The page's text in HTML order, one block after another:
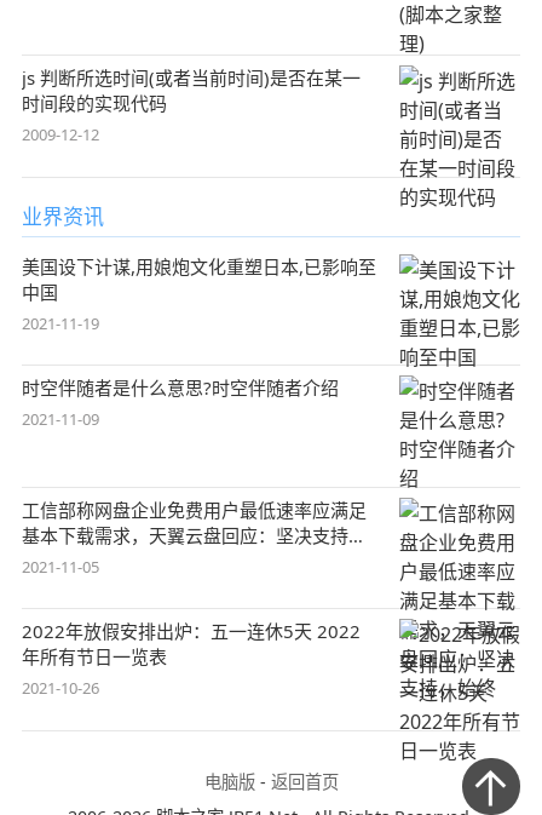
js 判断所选时间(或者当前时间)是否在某一
时间段的实现代码
2009-12-12
业界资讯
美国设下计谋,用娘炮文化重塑日本,已影响至
中国
2021-11-19
时空伴随者是什么意思?时空伴随者介绍
2021-11-09
工信部称网盘企业免费用户最低速率应满足
基本下载需求，天翼云盘回应：坚决支持，
始终
2021-11-05
2022年放假安排出炉：五一连休5天 2022
年所有节日一览表
2021-10-26
电脑版- 返回首页